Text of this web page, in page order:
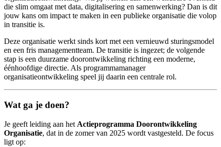
die slim omgaat met data, digitalisering en samenwerking? Dan is dit
jouw kans om impact te maken in een publieke organisatie die volop
in transitie is.
Deze organisatie werkt sinds kort met een vernieuwd sturingsmodel
en een fris managementteam. De transitie is ingezet; de volgende
stap is een duurzame doorontwikkeling richting een moderne,
éénhoofdige directie. Als programmamanager
organisatieontwikkeling speel jij daarin een centrale rol.
Wat ga je doen?
Je geeft leiding aan het Actieprogramma Doorontwikkeling
Organisatie, dat in de zomer van 2025 wordt vastgesteld. De focus
ligt op: